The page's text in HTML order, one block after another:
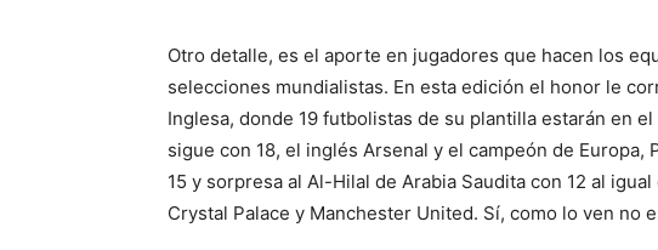
Otro detalle, es el aporte en jugadores que hacen los
selecciones mundialistas. En esta edición el honor le
Inglesa, donde 19 futbolistas de su plantilla estarán en
sigue con 18, el inglés Arsenal y el campeón de Europa,
15 y sorpresa al Al-Hilal de Arabia Saudita con 12 al
Crystal Palace y Manchester United. Sí, como lo ven no